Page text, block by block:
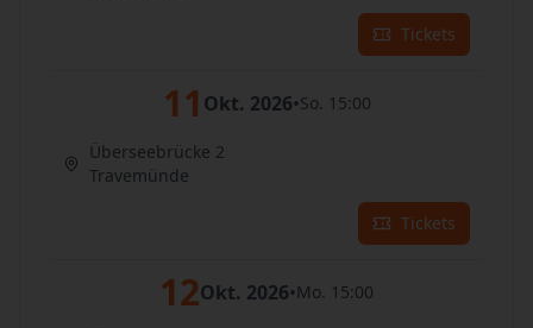
Tickets
11 Okt. 2026•So. 15:00
Überseebrücke 2
Travemünde
Tickets
12Okt. 2026•Mo. 15:00